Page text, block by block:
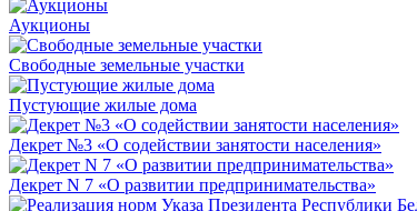
Аукционы
Свободные земельные участки
Пустующие жилые дома
Декрет №3 «О содействии занятости населения»
Декрет N 7 «О развитии предпринимательства»